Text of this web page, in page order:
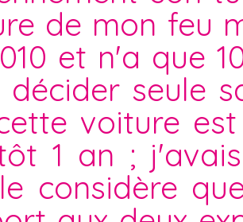
de mon feu
et n'a que
décider seule
voiture
1 an ;
considère